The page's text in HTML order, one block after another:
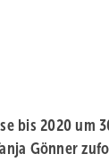
bis 2020 um
Gönner